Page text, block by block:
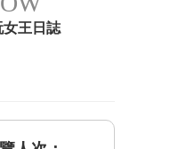
女王日誌